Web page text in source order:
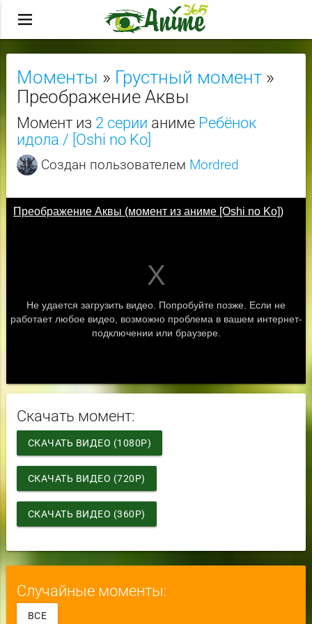
menu
Моменты » Грустный момент»
Преображение Аквы
Момент из 2 серии аниме Ребёнок
идола / [Oshi no Ko]
Создан пользователем Mordred
Скачать момент:
СКАЧАТЬ ВИДЕО (1080P)
СКАЧАТЬ ВИДЕО (720P)
СКАЧАТЬ ВИДЕО (360P)
Случайные моменты:
ВСЕ